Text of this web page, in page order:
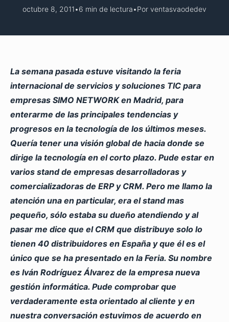
octubre 8, 2011•6 min de lectura•Por ventasvaodedev
La semana pasada estuve visitando la feria
internacional de servicios y soluciones TIC para
empresas SIMO NETWORK en Madrid, para
enterarme de las principales tendencias y
progresos en la tecnología de los últimos meses.
Quería tener una visión global de hacia donde se
dirige la tecnología en el corto plazo. Pude estar en
varios stand de empresas desarrolladoras y
comercializadoras de ERP y CRM. Pero me llamo la
atención una en particular, era el stand mas
pequeño, sólo estaba su dueño atendiendo y al
pasar me dice que el CRM que distribuye solo lo
tienen 40 distribuidores en España y que él es el
único que se ha presentado en la Feria. Su nombre
es Iván Rodríguez Álvarez de la empresa nueva
gestión informática. Pude comprobar que
verdaderamente esta orientado al cliente y en
nuestra conversación estuvimos de acuerdo en